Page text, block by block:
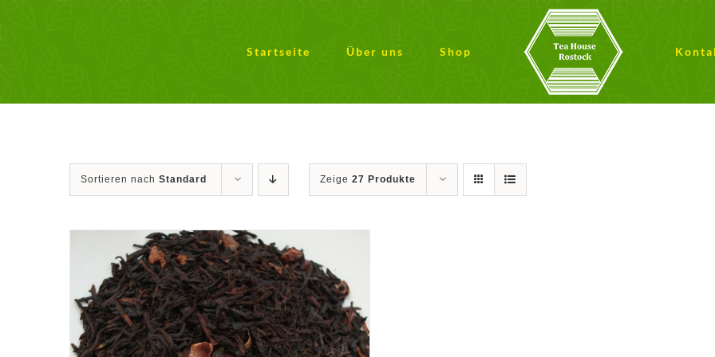
Startseite Über uns Shop
Sortieren nach Standard Zeige 27 Produkte